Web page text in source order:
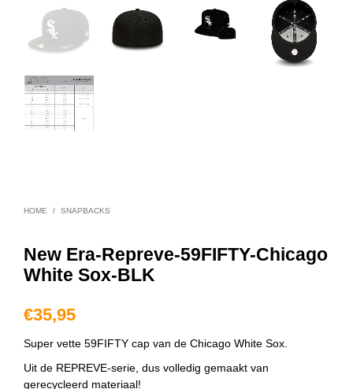
HOME / SNAPBACKS
New Era-Repreve-59FIFTY-Chicago
White Sox-BLK
€35,95
Super vette 59FIFTY cap van de Chicago White Sox.
Uit de REPREVE-serie, dus volledig gemaakt van
gerecycleerd materiaal!